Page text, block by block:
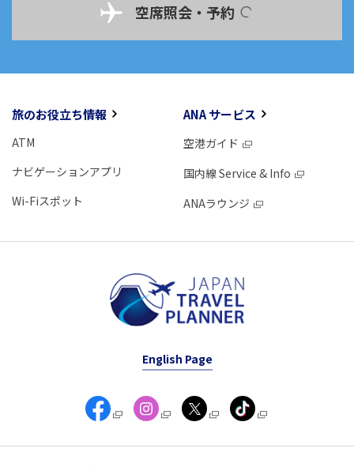
空席照会・予約
旅のお役立ち情報
ATM
ナビゲーションアプリ
Wi-Fiスポット
ANA サービス
空港ガイド
国内線 Service & Info
ANAラウンジ
English Page